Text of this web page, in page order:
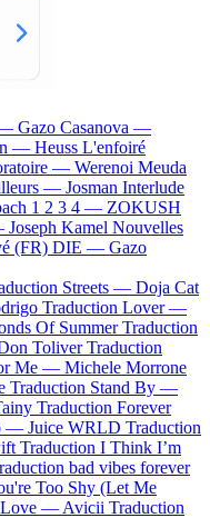
Gazo Casanova —
— Heuss L'enfoiré
— Werenoi Meuda
— Josman Interlude
1 2 3 4 — ZOKUSH
Joseph Kamel Nouvelles
(FR) DIE — Gazo
Streets — Doja Cat
Traduction Lover —
Of Summer Traduction
Toliver Traduction
Me — Michele Morrone
Traduction Stand By —
Traduction Forever
— Juice WRLD Traduction
Traduction I Think I’m
bad vibes forever
Too Shy (Let Me
Love — Avicii Traduction